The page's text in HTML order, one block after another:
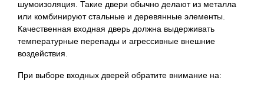
шумоизоляция. Такие двери обычно делают из металла
или комбинируют стальные и деревянные элементы.
Качественная входная дверь должна выдерживать
температурные перепады и агрессивные внешние
воздействия.
При выборе входных дверей обратите внимание на: